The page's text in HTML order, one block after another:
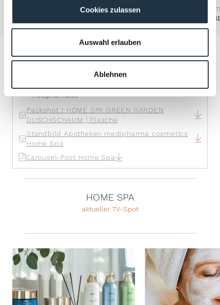
Cookies zulassen
Auswahl erlauben
Ablehnen
Home Spa Purple Sense
BODYLOTION
Home Spa
HOME SPA PURPLE
Downloads
Hiermit bestätige ich dieAllgemeinen
Nutzungsbedingungen für Downloadsauf
medipharma.de
Packshot 1 HOME SPA GREEN GARDEN
DUSCHSCHAUM | Flasche
Standbild Apotheken medipharma cosmetics
Home Spa
Carousel-Post Home Spa
HOME SPA
aktueller TV-Spot